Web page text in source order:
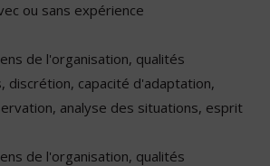
ou sans expérience
de l'organisation, qualités
discrétion, capacité d'adaptation,
analyse des situations, esprit
de l'organisation, qualités